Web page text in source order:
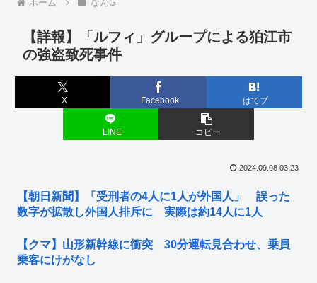
ホーム なんG
【詳報】「ルフィ」グループによる狛江市
の強盗致死事件
X Facebook はてブ
LINE コピー
2024.09.08 03:23
【朝日新聞】「受刑者の4人に1人が外国人」 誤った
数字が拡散し外国人排斥に 実際は約14人に1人
【クマ】山形新幹線に衝突 30分運転見合わせ、乗員
乗客にけがなし